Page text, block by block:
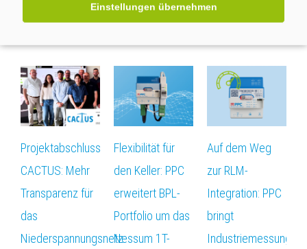
Einstellungen übernehmen
Projektabschluss
CACTUS: Mehr
Transparenz für
das
Niederspannungsnetz
Flexibilität für
den Keller: PPC
erweitert BPL-
Portfolio um das
Nessum 1T-
Auf dem Weg
zur RLM-
Integration: PPC
bringt
Industriemessungen